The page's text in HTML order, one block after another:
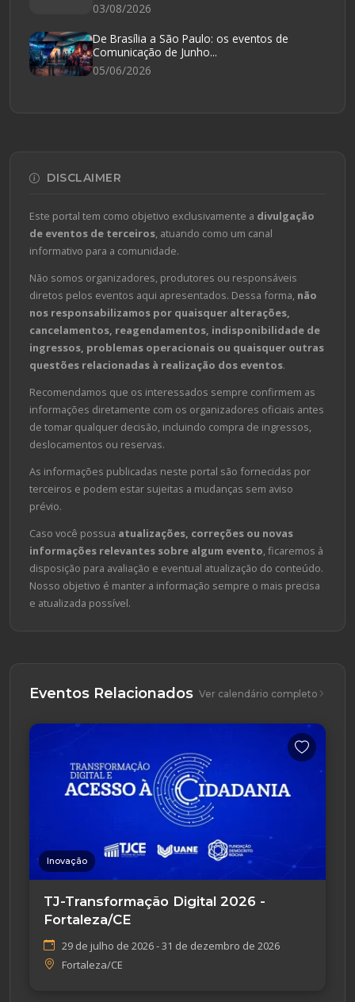
03/08/2026
De Brasília a São Paulo: os eventos de
Comunicação de Junho...
05/06/2026
DISCLAIMER
Este portal tem como objetivo exclusivamente a divulgação
de eventos de terceiros, atuando como um canal
informativo para a comunidade.
Não somos organizadores, produtores ou responsáveis
diretos pelos eventos aqui apresentados. Dessa forma, não
nos responsabilizamos por quaisquer alterações,
cancelamentos, reagendamentos, indisponibilidade de
ingressos, problemas operacionais ou quaisquer outras
questões relacionadas à realização dos eventos.
Recomendamos que os interessados sempre confirmem as
informações diretamente com os organizadores oficiais antes
de tomar qualquer decisão, incluindo compra de ingressos,
deslocamentos ou reservas.
As informações publicadas neste portal são fornecidas por
terceiros e podem estar sujeitas a mudanças sem aviso
prévio.
Caso você possua atualizações, correções ou novas
informações relevantes sobre algum evento, ficaremos à
disposição para avaliação e eventual atualização do conteúdo.
Nosso objetivo é manter a informação sempre o mais precisa
e atualizada possível.
Eventos Relacionados Ver calendário completo
Inovação
TJ-Transformação Digital 2026 -
Fortaleza/CE
29 de julho de 2026 - 31 de dezembro de 2026
Fortaleza/CE